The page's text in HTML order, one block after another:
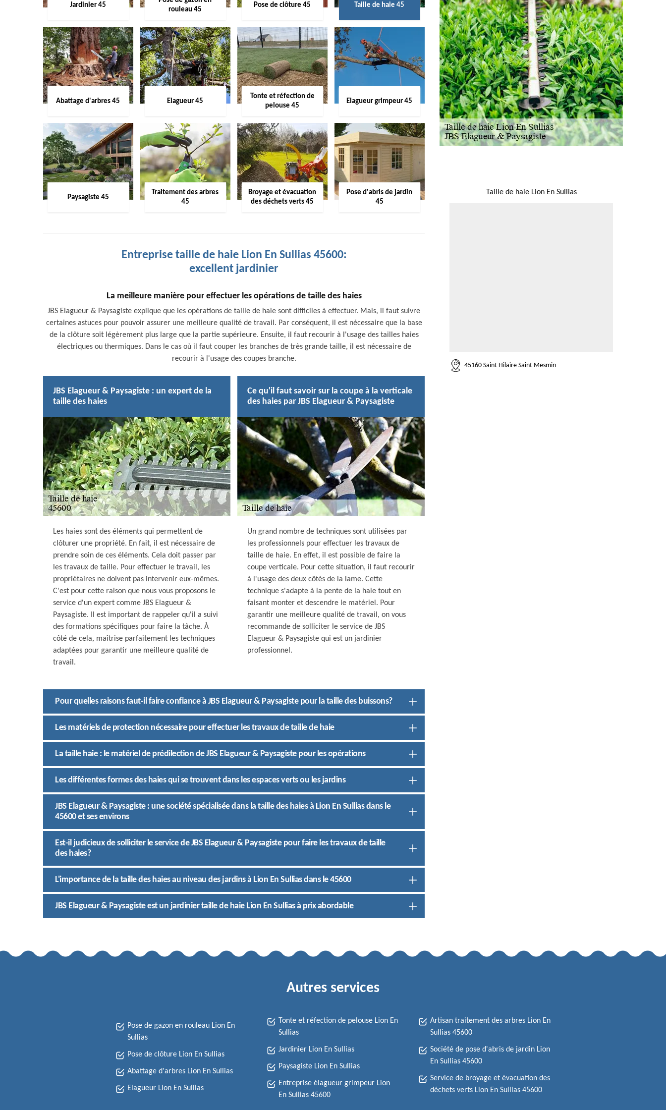
Jardinier 45
rouleau 45
Pose de clôture 45 Taille de haie 45
Abattage d'arbres 45 Elagueur 45
Tonte et réfection de
pelouse 45
Elagueur grimpeur 45
Paysagiste 45
Traitement des arbres
45
Broyage et évacuation
des déchets verts 45
Pose d'abris de jardin
45
Entreprise taille de haie Lion En Sullias 45600:
excellent jardinier
La meilleure manière pour effectuer les opérations de taille des haies
JBS Elagueur & Paysagiste explique que les opérations de taille de haie sont difficiles à effectuer. Mais, il faut suivre
certaines astuces pour pouvoir assurer une meilleure qualité de travail. Par conséquent, il est nécessaire que la base
de la clôture soit légèrement plus large que la partie supérieure. Ensuite, il faut recourir à l'usage des tailles haies
électriques ou thermiques. Dans le cas où il faut couper les branches de très grande taille, il est nécessaire de
recourir à l'usage des coupes branche.
JBS Elagueur & Paysagiste : un expert de la
taille des haies
Les haies sont des éléments qui permettent de
clôturer une propriété. En fait, il est nécessaire de
prendre soin de ces éléments. Cela doit passer par
les travaux de taille. Pour effectuer le travail, les
propriétaires ne doivent pas intervenir eux-mêmes.
C'est pour cette raison que nous vous proposons le
service d'un expert comme JBS Elagueur &
Paysagiste. Il est important de rappeler qu'il a suivi
des formations spécifiques pour faire la tâche. À
côté de cela, maîtrise parfaitement les techniques
adaptées pour garantir une meilleure qualité de
travail.
Ce qu'il faut savoir sur la coupe à la verticale
des haies par JBS Elagueur & Paysagiste
Un grand nombre de techniques sont utilisées par
les professionnels pour effectuer les travaux de
taille de haie. En effet, il est possible de faire la
coupe verticale. Pour cette situation, il faut recourir
à l'usage des deux côtés de la lame. Cette
technique s'adapte à la pente de la haie tout en
faisant monter et descendre le matériel. Pour
garantir une meilleure qualité de travail, on vous
recommande de solliciter le service de JBS
Elagueur & Paysagiste qui est un jardinier
professionnel.
Pour quelles raisons faut-il faire confiance à JBS Elagueur & Paysagiste pour la taille des buissons?
Les matériels de protection nécessaire pour effectuer les travaux de taille de haie
La taille haie : le matériel de prédilection de JBS Elagueur & Paysagiste pour les opérations
Les différentes formes des haies qui se trouvent dans les espaces verts ou les jardins
JBS Elagueur & Paysagiste : une société spécialisée dans la taille des haies à Lion En Sullias dans le
45600 et ses environs
Est-il judicieux de solliciter le service de JBS Elagueur & Paysagiste pour faire les travaux de taille
des haies?
L'importance de la taille des haies au niveau des jardins à Lion En Sullias dans le 45600
JBS Elagueur & Paysagiste est un jardinier taille de haie Lion En Sullias à prix abordable
Taille de haie Lion En Sullias
45160 Saint Hilaire Saint Mesmin
Autres services
Pose de gazon en rouleau Lion En
Sullias
Pose de clôture Lion En Sullias
Abattage d'arbres Lion En Sullias
Elagueur Lion En Sullias
Tonte et réfection de pelouse Lion En
Sullias
Jardinier Lion En Sullias
Paysagiste Lion En Sullias
Entreprise élagueur grimpeur Lion
En Sullias 45600
Artisan traitement des arbres Lion En
Sullias 45600
Société de pose d'abris de jardin Lion
En Sullias 45600
Service de broyage et évacuation des
déchets verts Lion En Sullias 45600